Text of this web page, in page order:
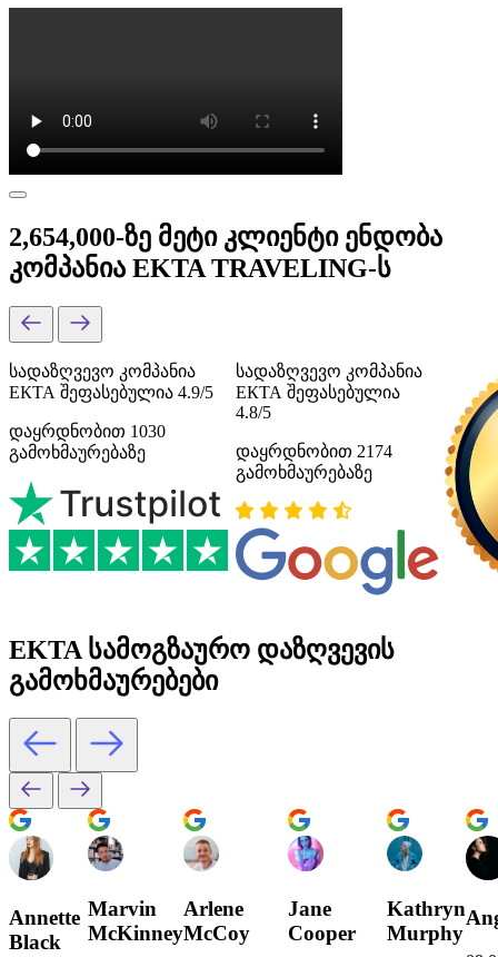
2,654,000-ზე მეტი კლიენტი ენდობა
კომპანია EKTA TRAVELING-ს
სადაზღვევო კომპანია
ЕКТА შეფასებულია 4.9/5
დაყრდნობით 1030
გამოხმაურებაზე
სადაზღვევო კომპანია
ЕКТА შეფასებულია
4.8/5
დაყრდნობით 2174
გამოხმაურებაზე
EKTA სამოგზაურო დაზღვევის
გამოხმაურებები
Annette
Black
Marvin
McKinney
Arlene
McCoy
Jane
Cooper
Kathryn
Murphy